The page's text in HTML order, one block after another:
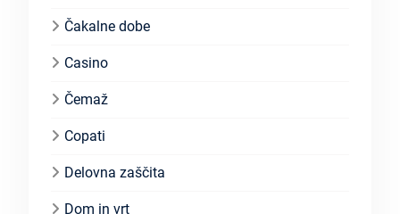
Čakalne dobe
Casino
Čemaž
Copati
Delovna zaščita
Dom in vrt